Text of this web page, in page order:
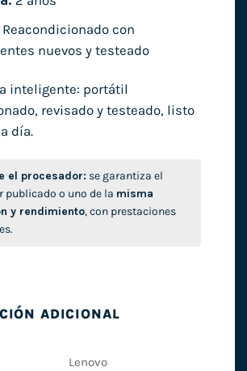
Reacondicionado con
nuevos y testeado
inteligente: portátil
revisado y testeado, listo
día.
el procesador: se garantiza el
publicado o uno de la misma
y rendimiento, con prestaciones
ADICIONAL
Lenovo